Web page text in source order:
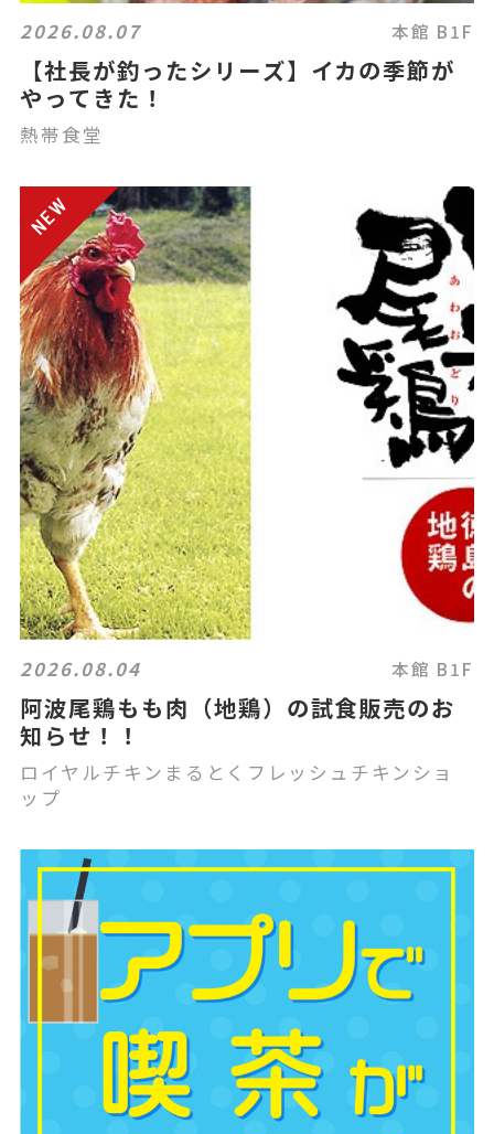
2026.08.07 本館 B1F
【社長が釣ったシリーズ】イカの季節が
やってきた！
熱帯食堂
2026.08.04 本館 B1F
阿波尾鶏もも肉（地鶏）の試食販売のお
知らせ！！
ロイヤルチキンまるとくフレッシュチキンショ
ップ